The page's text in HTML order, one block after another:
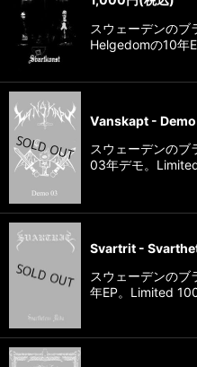
スウェーデンのブ
Helgedomの10年
Vanskapt -
スウェーデンの
03年デモ。
Svartrit -
スウェーデンの
年EP。Limited